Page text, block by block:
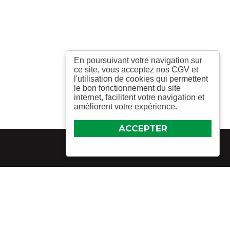
ACCEPTER
En poursuivant votre navigation sur
ce site, vous acceptez nos CGV et
l'utilisation de cookies qui permettent
le bon fonctionnement du site
internet, facilitent votre navigation et
améliorent votre expérience.